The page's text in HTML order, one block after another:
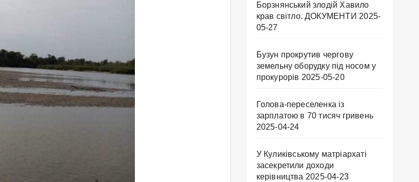
Борзнянський злодій Хавило
крав світло. ДОКУМЕНТИ 2025-
05-27
Бузун прокрутив чергову
земельну оборудку під носом у
прокурорів 2025-05-20
Голова-переселенка із
зарплатою в 70 тисяч гривень
2025-04-24
У Куликівському матріархаті
засекретили доходи
керівництва 2025-04-23